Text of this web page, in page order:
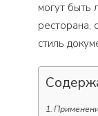
могут быть
ресторана,
стиль